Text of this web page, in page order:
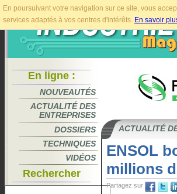
En poursuivant votre navigation sur ce site, vous
services adaptés à vos centres d'intérêts. En savoir
En ligne :
NOUVEAUTÉS
ACTUALITÉ DES
ENTREPRISES
DOSSIERS
TECHNIQUES
VIDÉOS
Rechercher
ACTUALITÉ
ENSOL
millions
Partagez sur